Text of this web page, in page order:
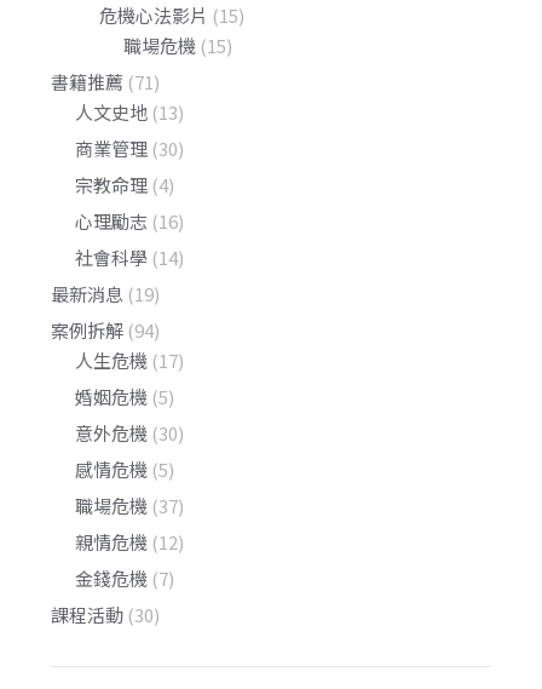
危機心法影片 (15)
職場危機 (15)
書籍推薦 (71)
人文史地 (13)
商業管理 (30)
宗教命理 (4)
心理勵志 (16)
社會科學 (14)
最新消息 (19)
案例拆解 (94)
人生危機 (17)
婚姻危機 (5)
意外危機 (30)
感情危機 (5)
職場危機 (37)
親情危機 (12)
金錢危機 (7)
課程活動 (30)